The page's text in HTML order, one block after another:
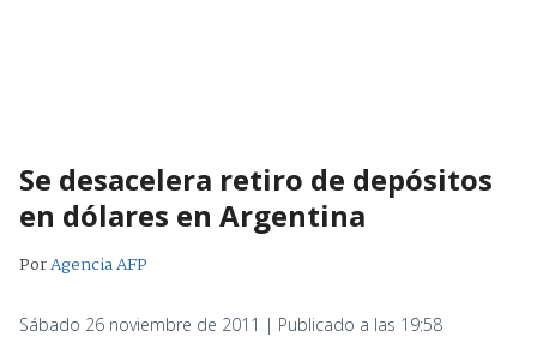
Se desacelera retiro de depósitos
en dólares en Argentina
PorAgencia AFP
Sábado 26 noviembre de 2011 | Publicado a las 19:58